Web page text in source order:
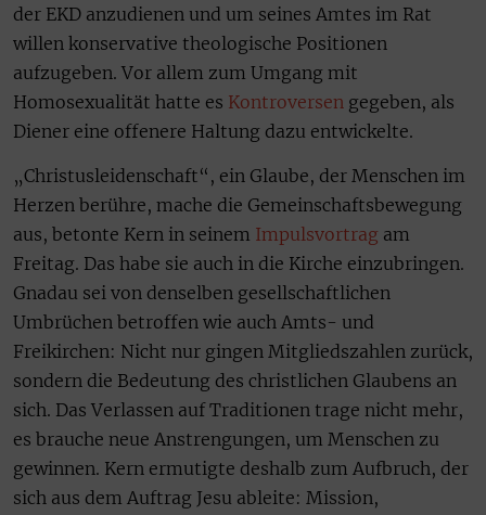
der EKD anzudienen und um seines Amtes im Rat
willen konservative theologische Positionen
aufzugeben. Vor allem zum Umgang mit
Homosexualität hatte es Kontroversen gegeben, als
Diener eine offenere Haltung dazu entwickelte.
„Christusleidenschaft“, ein Glaube, der Menschen im
Herzen berühre, mache die Gemeinschaftsbewegung
aus, betonte Kern in seinem Impulsvortrag am
Freitag. Das habe sie auch in die Kirche einzubringen.
Gnadau sei von denselben gesellschaftlichen
Umbrüchen betroffen wie auch Amts- und
Freikirchen: Nicht nur gingen Mitgliedszahlen zurück,
sondern die Bedeutung des christlichen Glaubens an
sich. Das Verlassen auf Traditionen trage nicht mehr,
es brauche neue Anstrengungen, um Menschen zu
gewinnen. Kern ermutigte deshalb zum Aufbruch, der
sich aus dem Auftrag Jesu ableite: Mission,